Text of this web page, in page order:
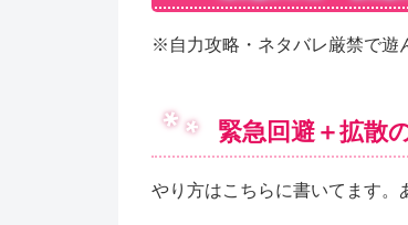
※自力攻略・ネタバレ厳禁で
緊急回避＋拡散
やり方はこちらに書いてます。